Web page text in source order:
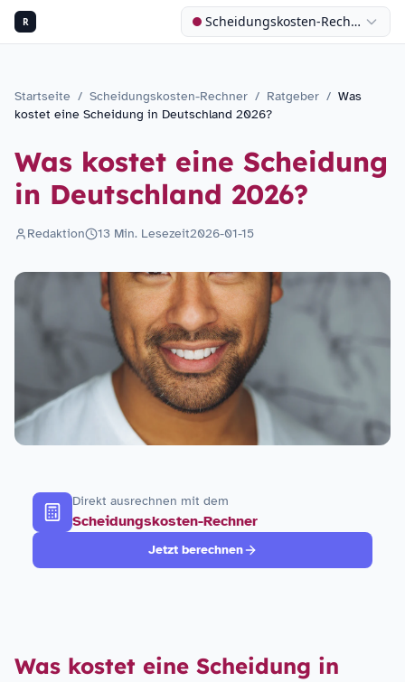
R Scheidungskosten-Rechner
Startseite / Scheidungskosten-Rechner / Ratgeber / Was
kostet eine Scheidung in Deutschland 2026?
Was kostet eine Scheidung
in Deutschland 2026?
Redaktion 13 Min. Lesezeit2026-01-15
Direkt ausrechnen mit dem
Scheidungskosten-Rechner
Jetzt berechnen
Was kostet eine Scheidung in